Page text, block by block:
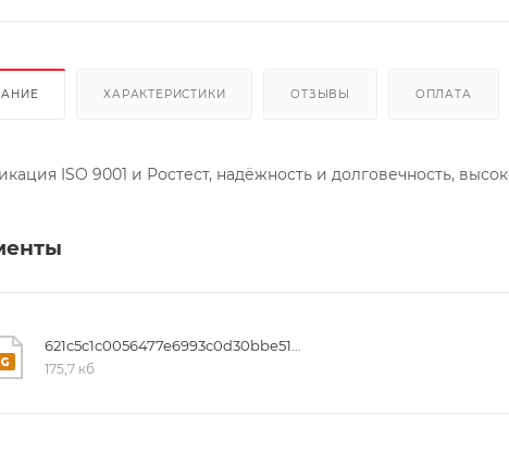
ХАРАКТЕРИСТИКИ ОТЗЫВЫ ОПЛАТА
ISO 9001 и Ростест, надёжность и долговечность,
621c5c1c0056477e6993c0d30bbe5137
175,7 кб